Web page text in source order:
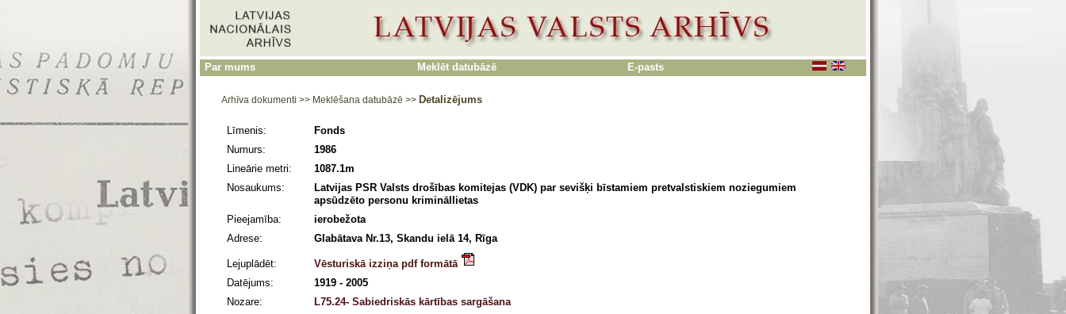
Par mums Meklēt datubāzē E-pasts
Arhīva dokumenti >> Meklēšana datubāzē >> Detalizējums
Līmenis:
Fonds
Numurs:
1986
Lineārie metri:
1087.1m
Nosaukums:
Latvijas PSR Valsts drošības komitejas (VDK) par sevišķi bīstamiem pretvalstiskiem noziegumiem
apsūdzēto personu krimināllietas
Pieejamība:
ierobežota
Adrese:
Glabātava Nr.13, Skandu ielā 14, Rīga
Lejuplādēt:
Vēsturiskā izziņa pdf formātā
Datējums:
1919 - 2005
Nozare:
L75.24- Sabiedriskās kārtības sargāšana